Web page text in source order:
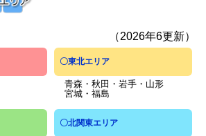
（2026年6更新）
〇東北エリア
青森・秋田・岩手・山形
宮城・福島
〇北関東エリア